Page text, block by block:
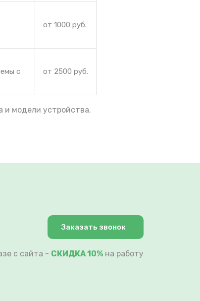
от 1000 руб.
с
от 2500 руб.
и модели устройства.
Заказать звонок
с сайта - СКИДКА 10% на работу